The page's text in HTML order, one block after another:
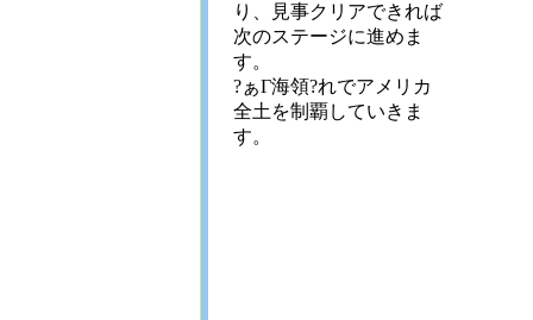
り、見事クリアできれば
次のステージに進めま
す。
?ぁГ海領?れでアメリカ
全土を制覇していきま
す。